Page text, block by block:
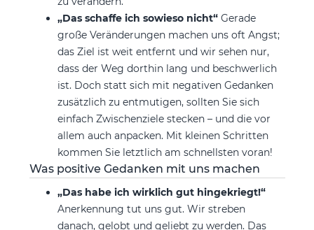
„Das schaffe ich sowieso nicht“ Gerade
große Veränderungen machen uns oft Angst;
das Ziel ist weit entfernt und wir sehen nur,
dass der Weg dorthin lang und beschwerlich
ist. Doch statt sich mit negativen Gedanken
zusätzlich zu entmutigen, sollten Sie sich
einfach Zwischenziele stecken – und die vor
allem auch anpacken. Mit kleinen Schritten
kommen Sie letztlich am schnellsten voran!
Was positive Gedanken mit uns machen
„Das habe ich wirklich gut hingekriegt!“
Anerkennung tut uns gut. Wir streben
danach, gelobt und geliebt zu werden. Das